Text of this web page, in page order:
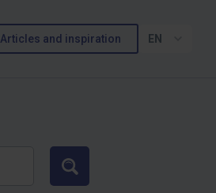
Articles and inspiration EN
Search